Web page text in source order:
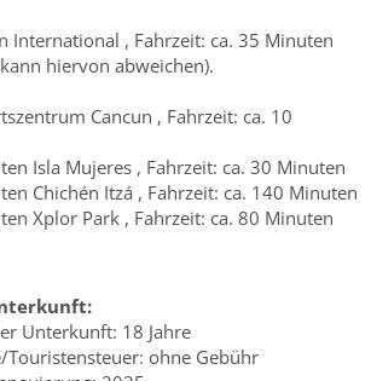
International , Fahrzeit: ca. 35 Minuten
hiervon abweichen).
Cancun , Fahrzeit: ca. 10
Isla Mujeres , Fahrzeit: ca. 30 Minuten
Chichén Itzá , Fahrzeit: ca. 140 Minuten
Xplor Park , Fahrzeit: ca. 80 Minuten
Unterkunft: 18 Jahre
ohne Gebühr